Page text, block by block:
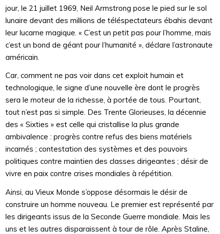
jour, le 21 juillet 1969, Neil Armstrong pose le pied sur le sol
lunaire devant des millions de téléspectateurs ébahis devant
leur lucarne magique. « C’est un petit pas pour l’homme, mais
c’est un bond de géant pour l’humanité », déclare l’astronaute
américain.
Car, comment ne pas voir dans cet exploit humain et
technologique, le signe d’une nouvelle ère dont le progrès
sera le moteur de la richesse, à portée de tous. Pourtant,
tout n’est pas si simple. Des Trente Glorieuses, la décennie
des « Sixties » est celle qui cristallise la plus grande
ambivalence : progrès contre refus des biens matériels
incarnés ; contestation des systèmes et des pouvoirs
politiques contre maintien des classes dirigeantes ; désir de
vivre en paix contre crises mondiales à répétition.
Ainsi, au Vieux Monde s’oppose désormais le désir de
construire un homme nouveau. Le premier est représenté par
les dirigeants issus de la Seconde Guerre mondiale. Mais les
uns et les autres disparaissent à tour de rôle. Après Staline,